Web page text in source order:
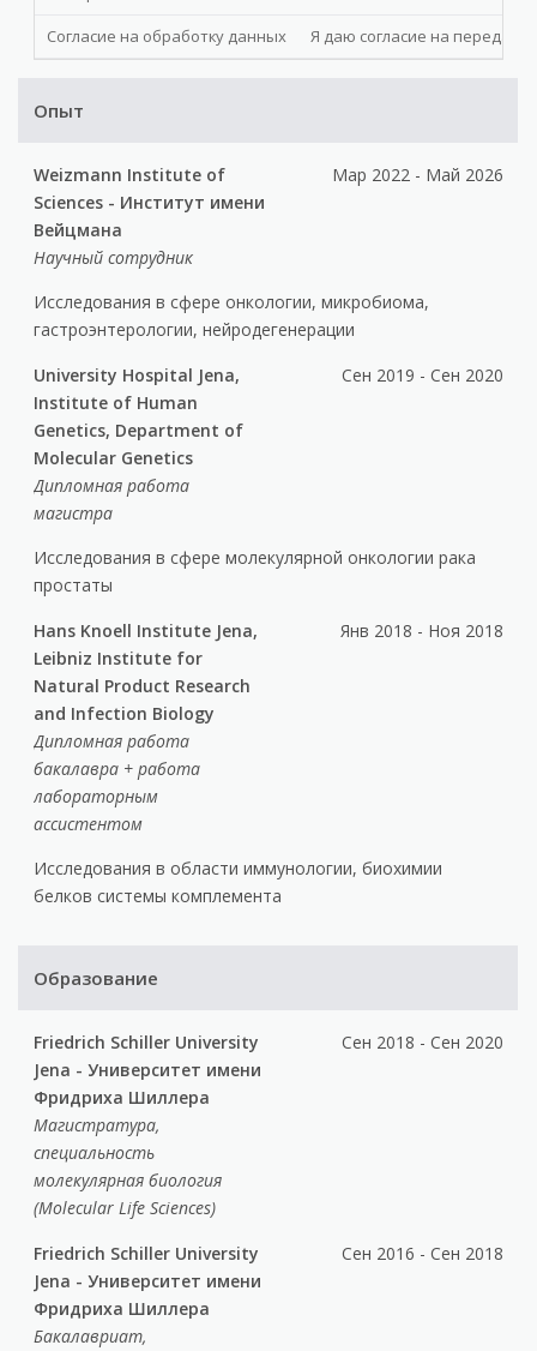
Согласие на обработку данных
Я даю cогласие на
Опыт
Weizmann Institute of
Sciences - Институт имени
Вейцмана
Научный сотрудник
Мар 2022 - Май 2026
Исследования в сфере онкологии, микробиома,
гастроэнтерологии, нейродегенерации
University Hospital Jena,
Institute of Human
Genetics, Department of
Molecular Genetics
Дипломная работа
магистра
Сен 2019 - Сен 2020
Исследования в сфере молекулярной онкологии рака
простаты
Hans Knoell Institute Jena,
Leibniz Institute for
Natural Product Research
and Infection Biology
Дипломная работа
бакалавра + работа
лабораторным
ассистентом
Янв 2018 - Ноя 2018
Исследования в области иммунологии, биохимии
белков системы комплемента
Образование
Friedrich Schiller University
Jena - Университет имени
Фридриха Шиллера
Магистратура,
специальность
молекулярная биология
(Molecular Life Sciences)
Сен 2018 - Сен 2020
Friedrich Schiller University
Jena - Университет имени
Фридриха Шиллера
Бакалавриат,
Сен 2016 - Сен 2018